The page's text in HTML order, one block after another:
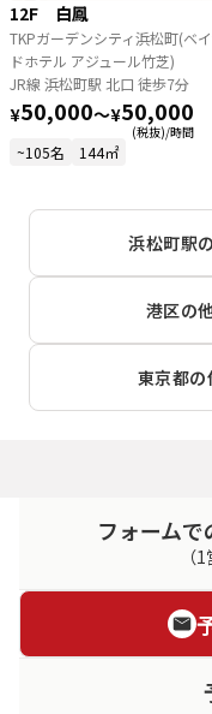
12F 白鳳
TKPガーデンシティ浜松町(ベ
ドホテル アジュール竹芝)
JR線 浜松町駅 北口 徒歩7分
¥50,000〜¥50,000
(税抜)/時間
~105名 144㎡
浜松町駅
港区の
東京都の
フォーム
（